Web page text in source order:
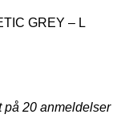
GREY – L
på 20 anmeldelser